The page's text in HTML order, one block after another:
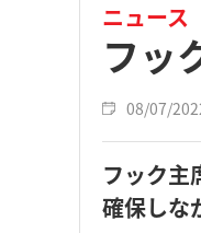
ニュース
フッ
08/07/
フック主
確保しな